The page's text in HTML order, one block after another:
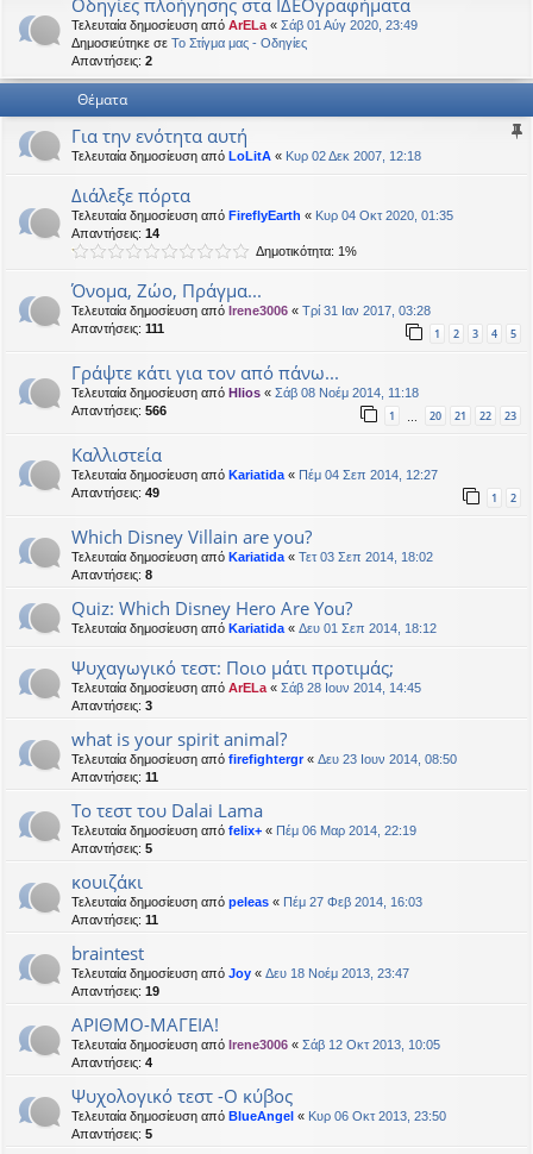
εις
Οδηγίες πλοήγησης στα ΙΔΕΟγραφήματα
Τελευταία δημοσίευση από ArELa « Σάβ 01 Αύγ 2020, 23:49
Δημοσιεύτηκε σε Το Στίγμα μας - Οδηγίες
Απαντήσεις: 2
Θέματα
Για την ενότητα αυτή
Τελευταία δημοσίευση από LoLitA « Κυρ 02 Δεκ 2007, 12:18
Διάλεξε πόρτα
Τελευταία δημοσίευση από FireflyEarth « Κυρ 04 Οκτ 2020, 01:35
Απαντήσεις: 14
Δημοτικότητα: 1%
Όνομα, Ζώο, Πράγμα...
Τελευταία δημοσίευση από Irene3006 « Τρί 31 Ιαν 2017, 03:28
Απαντήσεις: 111 1 2 3 4 5
Γράψτε κάτι για τον από πάνω...
Τελευταία δημοσίευση από Hlios « Σάβ 08 Νοέμ 2014, 11:18
Απαντήσεις: 566 1 … 20 21 22 23
Kαλλιστεία
Τελευταία δημοσίευση από Kariatida « Πέμ 04 Σεπ 2014, 12:27
Απαντήσεις: 49 1 2
Which Disney Villain are you?
Τελευταία δημοσίευση από Kariatida « Τετ 03 Σεπ 2014, 18:02
Απαντήσεις: 8
Quiz: Which Disney Hero Are You?
Τελευταία δημοσίευση από Kariatida « Δευ 01 Σεπ 2014, 18:12
Ψυχαγωγικό τεστ: Ποιο μάτι προτιμάς;
Τελευταία δημοσίευση από ArELa « Σάβ 28 Ιουν 2014, 14:45
Απαντήσεις: 3
what is your spirit animal?
Τελευταία δημοσίευση από firefightergr« Δευ 23 Ιουν 2014, 08:50
Απαντήσεις: 11
Το τεστ του Dalai Lama
Τελευταία δημοσίευση από felix+ « Πέμ 06 Μαρ 2014, 22:19
Απαντήσεις: 5
κουιζάκι
Τελευταία δημοσίευση από peleas « Πέμ 27 Φεβ 2014, 16:03
Απαντήσεις: 11
braintest
Τελευταία δημοσίευση από Joy « Δευ 18 Νοέμ 2013, 23:47
Απαντήσεις: 19
ΑΡΙΘΜΟ-ΜΑΓΕΙΑ!
Τελευταία δημοσίευση από Irene3006 « Σάβ 12 Οκτ 2013, 10:05
Απαντήσεις: 4
Ψυχολογικό τεστ -Ο κύβος
Τελευταία δημοσίευση από BlueAngel « Κυρ 06 Οκτ 2013, 23:50
Απαντήσεις: 5